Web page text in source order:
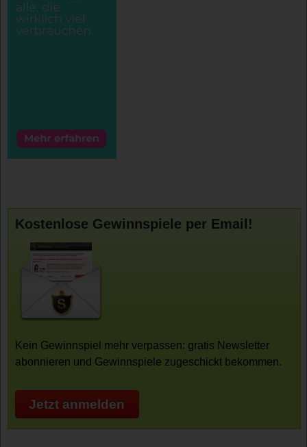
Kostenlose Gewinnspiele per Email!
Kein Gewinnspiel mehr verpassen: gratis Newsletter
abonnieren und Gewinnspiele zugeschickt bekommen.
Jetzt anmelden